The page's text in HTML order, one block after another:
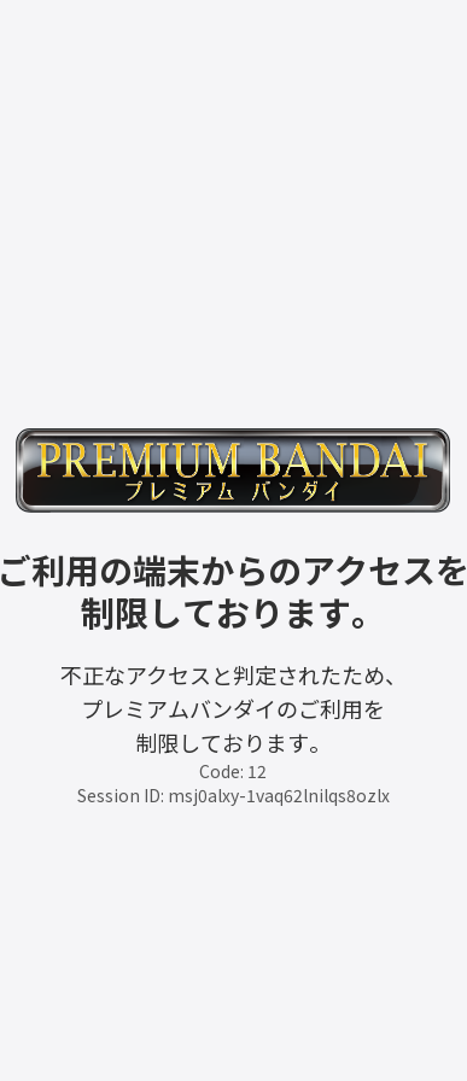
ご利用の端末からのアクセスを
制限しております。
不正なアクセスと判定されたため、
プレミアムバンダイのご利用を
制限しております。
Code: 12
Session ID: msj0alxy-1vaq62lnilqs8ozlx